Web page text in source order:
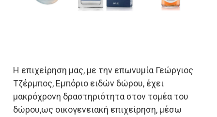
Η επιχείρηση μας, με την επωνυμία Γεώργιος
Τζέρμπος, Εμπόριο ειδών δώρου, έχει
μακρόχρονη δραστηριότητα στον τομέα του
δώρου,ως οικογενειακή επιχείρηση, μέσω